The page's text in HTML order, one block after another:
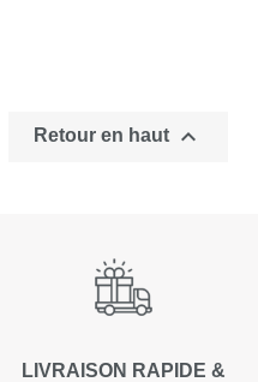
Retour en haut 
LIVRAISON RAPIDE &